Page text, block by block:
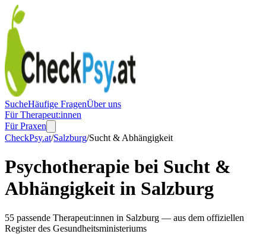
SucheHäufige FragenÜber uns
Für Therapeut:innen
Für Praxen
CheckPsy.at/Salzburg/Sucht & Abhängigkeit
Psychotherapie bei Sucht &
Abhängigkeit in Salzburg
55 passende Therapeut:innen in Salzburg — aus dem offiziellen
Register des Gesundheitsministeriums